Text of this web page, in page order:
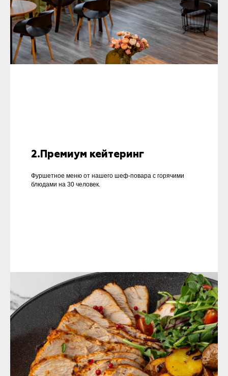
2.Премиум кейтеринг
Фуршетное меню от нашего шеф-повара с горячими
блюдами на 30 человек.